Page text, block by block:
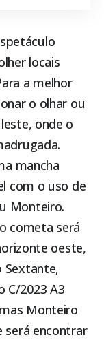
locais
a melhor
o olhar ou
onde o
mancha
com o uso de
Monteiro.
cometa será
oeste,
Sextante,
C/2023 A3
Monteiro
será encontrar